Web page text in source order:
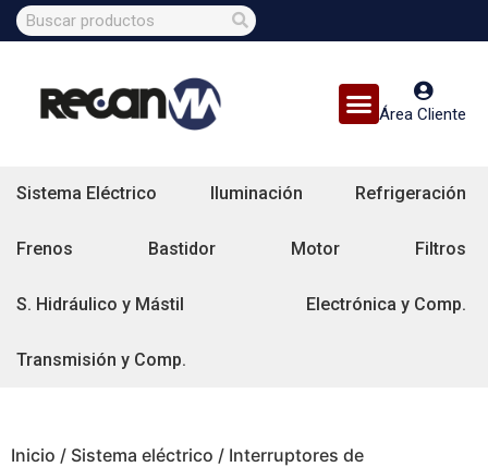
Área Cliente
Sistema Eléctrico Iluminación Refrigeración
Frenos Bastidor Motor Filtros
S. Hidráulico y Mástil Electrónica y Comp.
Transmisión y Comp.
Inicio / Sistema eléctrico / Interruptores de